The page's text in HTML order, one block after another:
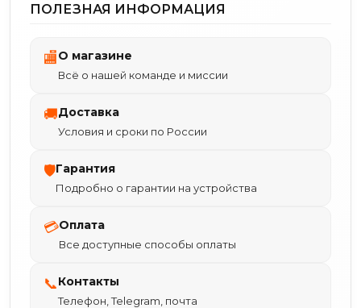
ПОЛЕЗНАЯ ИНФОРМАЦИЯ
🏬О магазине
Всё о нашей команде и миссии
🚚Доставка
Условия и сроки по России
🛡Гарантия
Подробно о гарантии на устройства
💳Оплата
Все доступные способы оплаты
📞Контакты
Телефон, Telegram, почта